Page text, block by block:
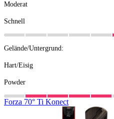
Moderat
Schnell
Gelände/Untergrund:
Hart/Eisig
Powder
Forza 70° Ti Konect